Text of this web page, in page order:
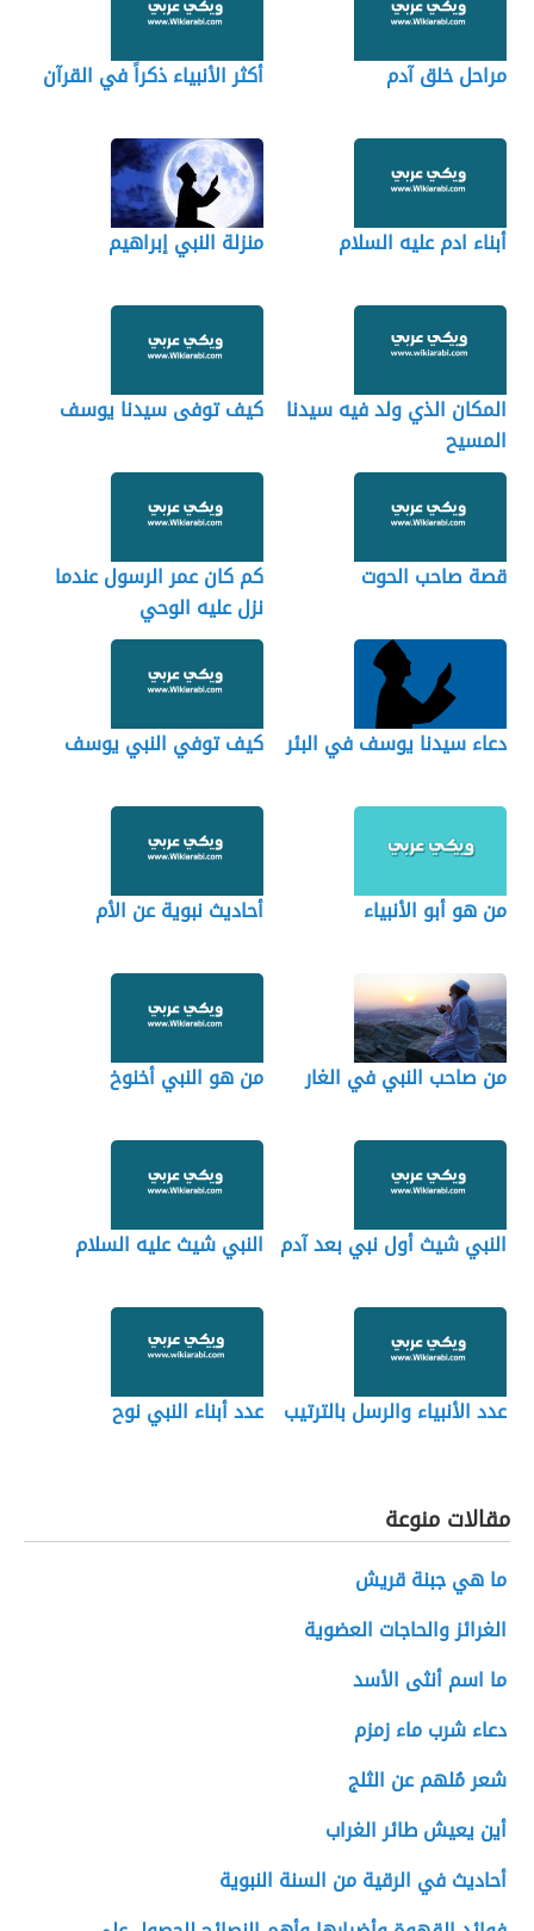
مراحل خلق آدم أكثر الأنبياء ذكراً في القرآن
أبناء ادم عليه السلام منزلة النبي إبراهيم
المكان الذي ولد فيه سيدنا
المسيح
كيف توفى سيدنا يوسف
قصة صاحب الحوت
كم كان عمر الرسول عندما
نزل عليه الوحي
دعاء سيدنا يوسف في البئر كيف توفي النبي يوسف
من هو أبو الأنبياء أحاديث نبوية عن الأم
من صاحب النبي في الغار من هو النبي أخنوخ
النبي شيث أول نبي بعد آدم النبي شيث عليه السلام
عدد الأنبياء والرسل بالترتيب عدد أبناء النبي نوح
مقالات منوعة
ما هي جبنة قريش
الغرائز والحاجات العضوية
ما اسم أنثى الأسد
دعاء شرب ماء زمزم
شعر مُلهم عن الثلج
أين يعيش طائر الغراب
أحاديث في الرقية من السنة النبوية